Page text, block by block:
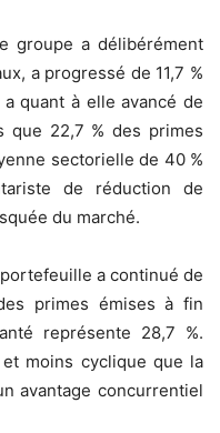
groupe a délibérément
a progressé de 11,7 %
quant à elle avancé de
que 22,7 % des primes
sectorielle de 40 %
de réduction de
du marché.
a continué de
primes émises à fin
représente 28,7 %.
moins cyclique que la
avantage concurrentiel